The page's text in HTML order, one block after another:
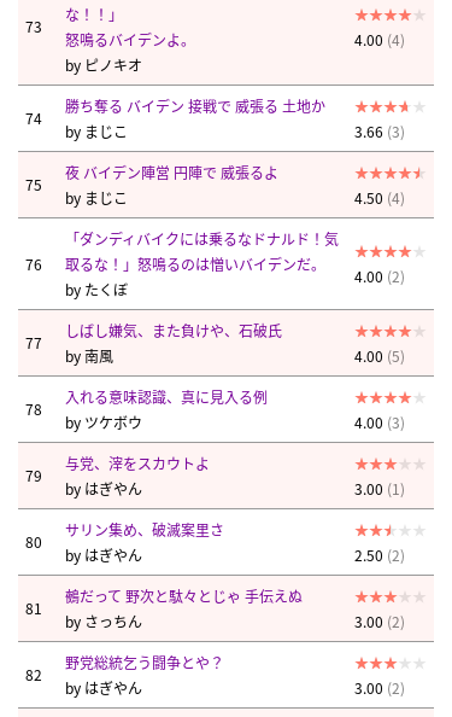
73
な！！」
怒鳴るバイデンよ。
by ピノキオ
4.00 (4)
74
勝ち奪る バイデン 接戦で 威張る 土地か
by まじこ 3.66 (3)
75
夜 バイデン陣営 円陣で 威張るよ
by まじこ 4.50 (4)
76
「ダンディバイクには乗るなドナルド！気
取るな！」怒鳴るのは憎いバイデンだ。
by たくぼ
4.00 (2)
77
しばし嫌気、また負けや、石破氏
by南風 4.00 (5)
78
入れる意味認識、真に見入る例
by ツケボウ 4.00 (3)
79
与党、滓をスカウトよ
by はぎやん 3.00 (1)
80
サリン集め、破滅案里さ
by はぎやん 2.50 (2)
81
鵺だって 野次と駄々とじゃ 手伝えぬ
by さっちん 3.00 (2)
82
野党総統乞う闘争とや？
by はぎやん 3.00 (2)